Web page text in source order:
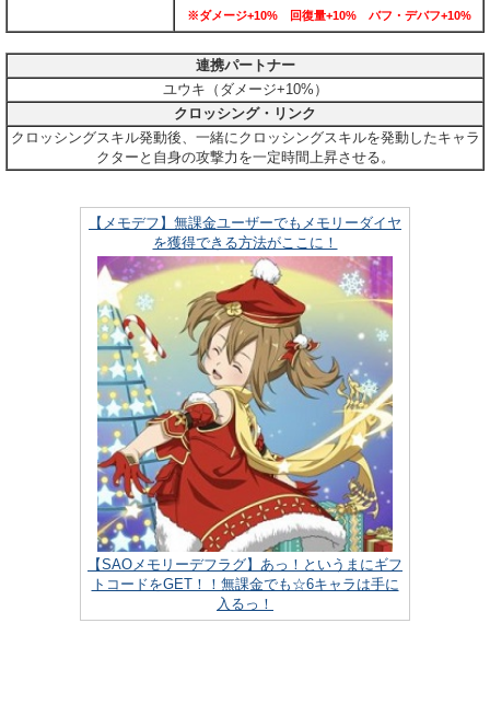
※ダメージ+10% 回復量+10% バフ・デバフ+10%
連携パートナー
ユウキ（ダメージ+10%）
クロッシング・リンク
クロッシングスキル発動後、一緒にクロッシングスキルを発動したキャラ
クターと自身の攻撃力を一定時間上昇させる。
【メモデフ】無課金ユーザーでもメモリーダイヤ
を獲得できる方法がここに！
【SAOメモリーデフラグ】あっ！というまにギフ
トコードをGET！！無課金でも☆6キャラは手に
入るっ！